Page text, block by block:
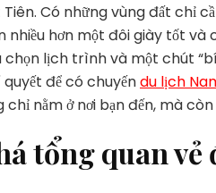
Có những vùng đất chỉ
nhiều hơn một đôi giày tốt và
lịch trình và một chút
để có chuyếndu lịch
nằm ở nơi bạn đến, mà
tổng quan vẻ